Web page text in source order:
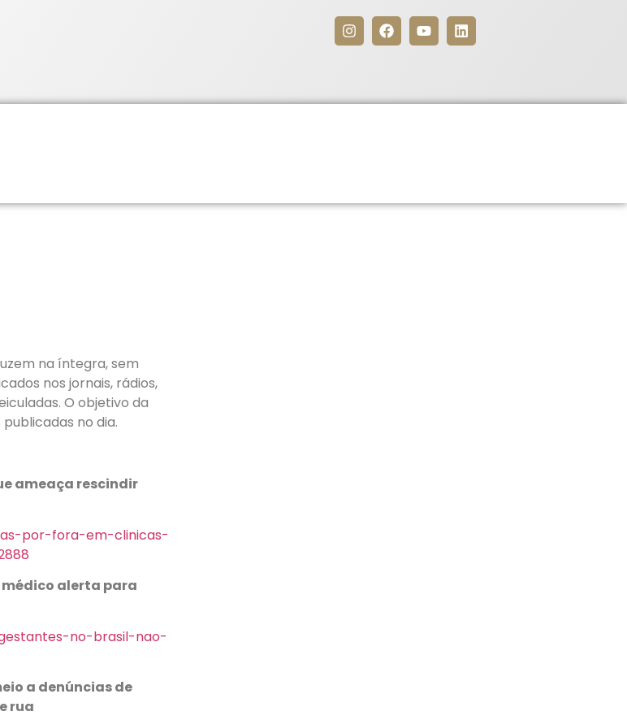
na íntegra, sem
nos jornais, rádios,
O objetivo da
no dia.
ameaça rescindir
por-fora-em-clinicas-
médico alerta para
no-brasil-nao-
a denúncias de
rua